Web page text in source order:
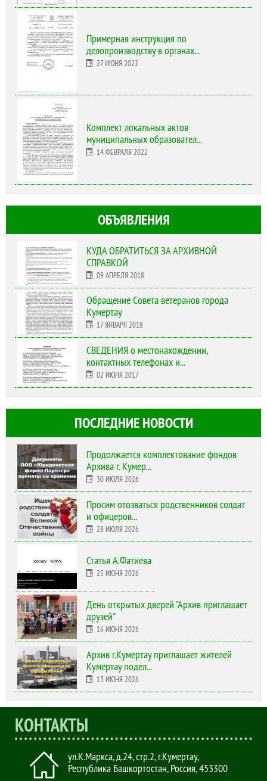
Примерная инструкция по
делопроизводству в органах...
27 ИЮНЯ 2022
Комплект локальных актов
муниципальных образовател...
14 ФЕВРАЛЯ 2022
ОБЪЯВЛЕНИЯ
КУДА ОБРАТИТЬСЯ ЗА АРХИВНОЙ
СПРАВКОЙ
09 АПРЕЛЯ 2018
Обращение Совета ветеранов города
Кумертау
17 ЯНВАРЯ 2018
СВЕДЕНИЯ о местонахождении,
контактных телефонах и...
02 ИЮНЯ 2017
ПОСЛЕДНИЕ НОВОСТИ
Продолжается комплектование фондов
Архива г. Кумер...
30 ИЮЛЯ 2026
Просим отозваться родственников солдат
и офицеров...
28 ИЮЛЯ 2026
Статья А.Фатиева
25 ИЮНЯ 2026
День открытых дверей "Архив приглашает
друзей"
16 ИЮНЯ 2026
Архив г.Кумертау приглашает жителей
Кумертау подел...
13 ИЮНЯ 2026
КОНТАКТЫ
ул.К.Маркса, д.24, стр.2,г.Кумертау,
Республика Башкортостан, Россия,453300